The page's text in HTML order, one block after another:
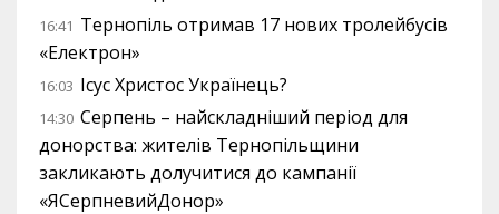
16:41 Тернопіль отримав 17 нових тролейбусів
«Електрон»
16:03 Ісус Христос Українець?
14:30 Серпень – найскладніший період для
донорства: жителів Тернопільщини
закликають долучитися до кампанії
«ЯСерпневийДонор»